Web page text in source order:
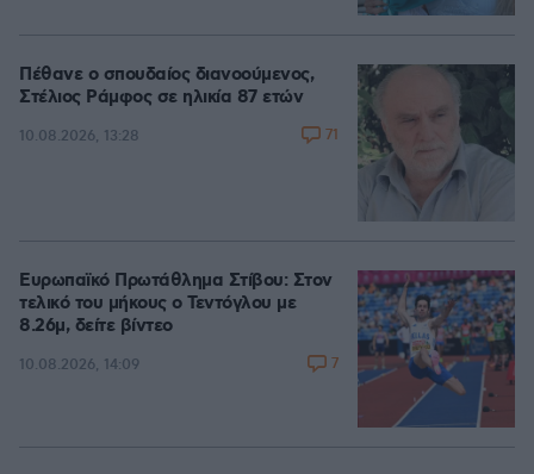
Πέθανε ο σπουδαίος διανοούμενος,
Στέλιος Ράμφος σε ηλικία 87 ετών
10.08.2026, 13:28 71
Ευρωπαϊκό Πρωτάθλημα Στίβου: Στον
τελικό του μήκους ο Τεντόγλου με
8.26μ, δείτε βίντεο
10.08.2026, 14:09 7